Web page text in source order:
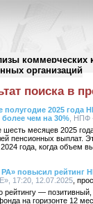
коммерческих
организаций
релизах//
поиска в
полугодие 2025
чем на 30% , НПФ
шесть месяцев 2025
пенсионных выплат.
года, когда объем
РА» повысил рейтинг
17:20, 12.07.2025
рейтингу —
на горизонте 12